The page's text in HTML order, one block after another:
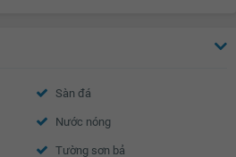
Sàn đá
Nước nóng
Tường sơn bả